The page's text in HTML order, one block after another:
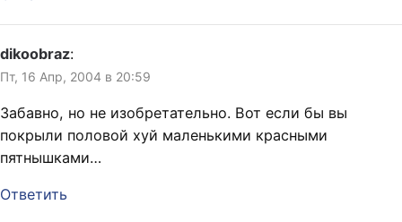
dikoobraz:
Пт, 16 Апр, 2004 в 20:59
Забавно, но не изобретательно. Вот если бы вы
покрыли половой хуй маленькими красными
пятнышками…
Ответить